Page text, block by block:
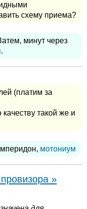
схему приема?
минут через
(платим за
такой же и
мотониум
»